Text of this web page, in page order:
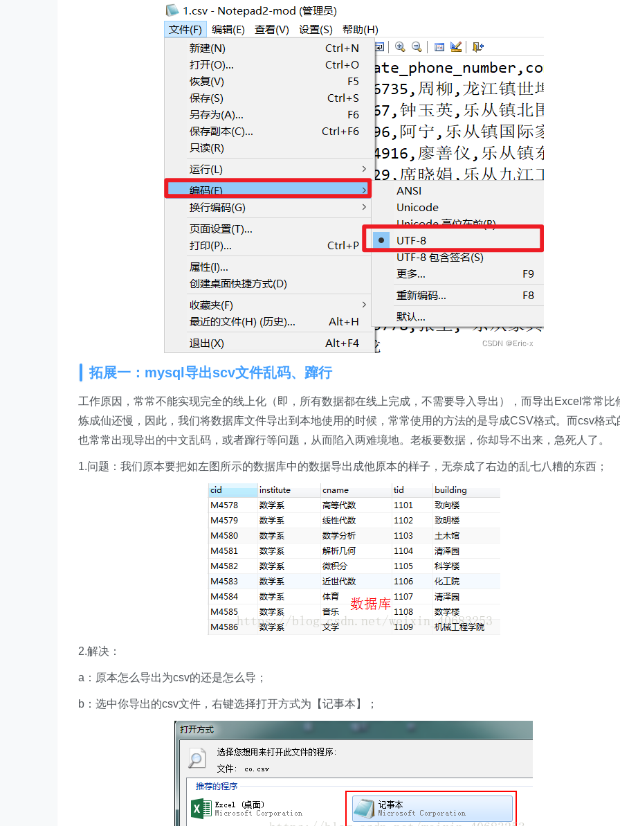
拓展一：mysql导出scv文件乱码、蹿行
工作原因，常常不能实现完全的线上化（即，所有数据都在线上完成，不需要导入导出），而导出Excel常常比
炼成仙还慢，因此，我们将数据库文件导出到本地使用的时候，常常使用的方法的是导成CSV格式。而csv格式
也常常出现导出的中文乱码，或者蹿行等问题，从而陷入两难境地。老板要数据，你却导不出来，急死人了。
1.问题：我们原本要把如左图所示的数据库中的数据导出成他原本的样子，无奈成了右边的乱七八糟的东西；
2.解决：
a：原本怎么导出为csv的还是怎么导；
b：选中你导出的csv文件，右键选择打开方式为【记事本】；